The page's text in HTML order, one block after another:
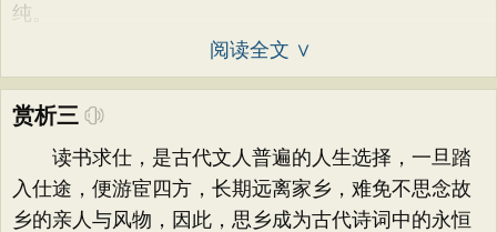
纯。
阅读全文 ∨
赏析三
读书求仕，是古代文人普遍的人生选择，一旦踏
入仕途，便游宦四方，长期远离家乡，难免不思念故
乡的亲人与风物，因此，思乡成为古代诗词中的永恒